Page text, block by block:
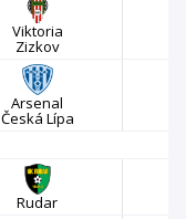
Viktoria
Zizkov
Arsenal
Česká Lípa
Rudar